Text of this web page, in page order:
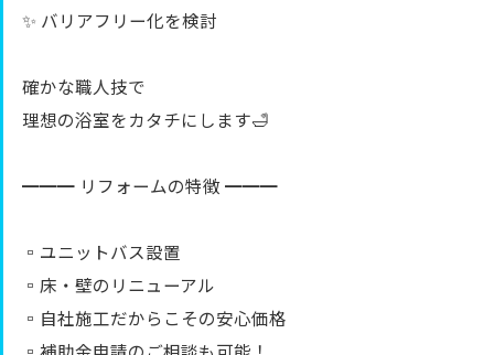
✨ バリアフリー化を検討
確かな職人技で
理想の浴室をカタチにします🛁
━━━ リフォームの特徴 ━━━
▫️ユニットバス設置
▫️床・壁のリニューアル
▫️自社施工だからこその安心価格